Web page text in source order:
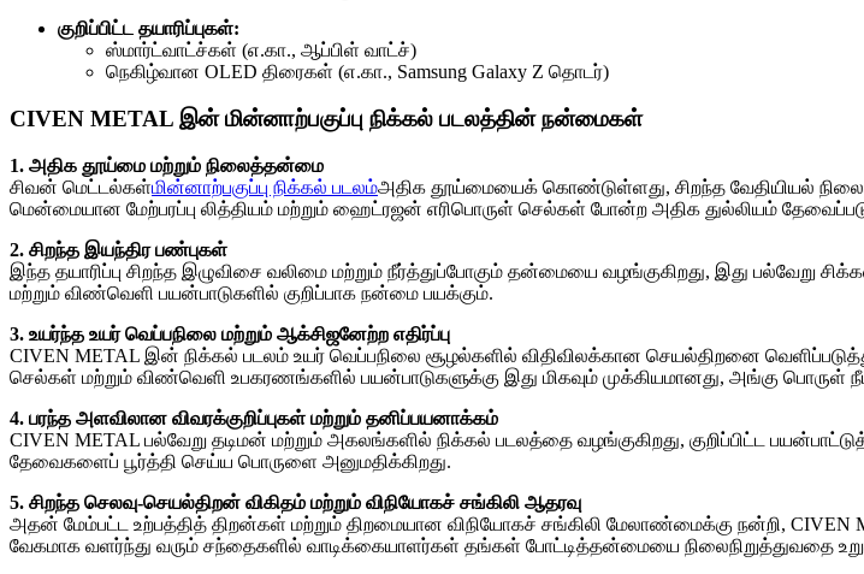
குறிப்பிட்ட தயாரிப்புகள்:
ஸ்மார்ட்வாட்ச்கள் (எ.கா., ஆப்பிள் வாட்ச்)
நெகிழ்வான OLED திரைகள் (எ.கா., Samsung Galaxy Z தொடர்)
CIVEN METAL இன் மின்னாற்பகுப்பு நிக்கல் படலத்தின் நன்மைகள்
1. அதிக தூய்மை மற்றும் நிலைத்தன்மை
சிவன் மெட்டல்கள்மின்னாற்பகுப்பு நிக்கல் படலம்அதிக தூய்மையைக் கொண்டுள்ளது, சிறந்த வேதியியல்
மென்மையான மேற்பரப்பு லித்தியம் மற்றும் ஹைட்ரஜன் எரிபொருள் செல்கள் போன்ற அதிக துல்லியம்
2. சிறந்த இயந்திர பண்புகள்
இந்த தயாரிப்பு சிறந்த இழுவிசை வலிமை மற்றும் நீர்த்துப்போகும் தன்மையை வழங்குகிறது, இது பல்வேறு
மற்றும் விண்வெளி பயன்பாடுகளில் குறிப்பாக நன்மை பயக்கும்.
3. உயர்ந்த உயர் வெப்பநிலை மற்றும் ஆக்சிஜனேற்ற எதிர்ப்பு
CIVEN METAL இன் நிக்கல் படலம் உயர் வெப்பநிலை சூழல்களில் விதிவிலக்கான செயல்திறனை
செல்கள் மற்றும் விண்வெளி உபகரணங்களில் பயன்பாடுகளுக்கு இது மிகவும் முக்கியமானது, அங்கு பொருள்
4. பரந்த அளவிலான விவரக்குறிப்புகள் மற்றும் தனிப்பயனாக்கம்
CIVEN METAL பல்வேறு தடிமன் மற்றும் அகலங்களில் நிக்கல் படலத்தை வழங்குகிறது, குறிப்பிட்ட
தேவைகளைப் பூர்த்தி செய்ய பொருளை அனுமதிக்கிறது.
5. சிறந்த செலவு-செயல்திறன் விகிதம் மற்றும் விநியோகச் சங்கிலி ஆதரவு
அதன் மேம்பட்ட உற்பத்தித் திறன்கள் மற்றும் திறமையான விநியோகச் சங்கிலி மேலாண்மைக்கு நன்றி, CIVEN
வேகமாக வளர்ந்து வரும் சந்தைகளில் வாடிக்கையாளர்கள் தங்கள் போட்டித்தன்மையை நிலைநிறுத்துவதை